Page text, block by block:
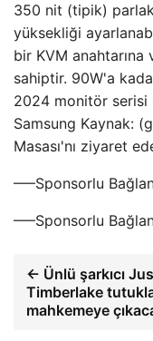
350 nit (tipik)
yüksekliği
bir KVM anahtarına
sahiptir. 90W'a
2024 monitör serisi
Samsung Kaynak:
Masası'nı ziyaret
—–Sponsorlu
—–Sponsorlu
← Ünlü şarkıcı
Timberlake
mahkemeye